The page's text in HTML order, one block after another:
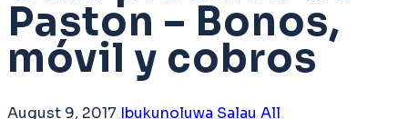
Paston – Bonos,
móvil y cobros
August 9, 2017 Ibukunoluwa Salau All